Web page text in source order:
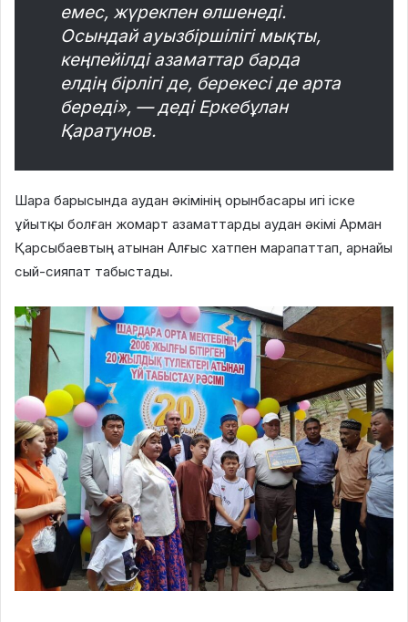
емес, жүрекпен өлшенеді.
Осындай ауызбіршілігі мықты,
кеңпейілді азаматтар барда
елдің бірлігі де, берекесі де арта
береді», — деді Еркебұлан
Қаратунов.
Шара барысында аудан әкімінің орынбасары игі іске
ұйытқы болған жомарт азаматтарды аудан әкімі Арман
Қарсыбаевтың атынан Алғыс хатпен марапаттап, арнайы
сый-сияпат табыстады.